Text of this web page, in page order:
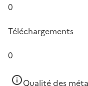
0
Téléchargements
0
Qualité des